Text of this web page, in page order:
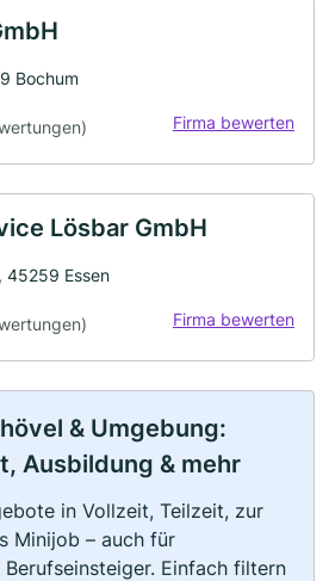
Bochum
Firma bewerten
Lösbar GmbH
45259 Essen
Firma bewerten
& Umgebung:
Ausbildung & mehr
in Vollzeit, Teilzeit, zur
Minijob – auch für
Einfach filtern